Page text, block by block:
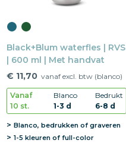
Home en living
Health en wellness
Kantoorartikelen
Gadgets
Textiel
Black+Blum waterfles | RVS
| 600 ml | Met handvat
€ 11,70 vanaf excl. btw (blanco)
Vanaf
10 st.
Blanco
1-3 d
Bedrukt
6-8 d
Blanco, bedrukken of graveren
1-5 kleuren of full-color